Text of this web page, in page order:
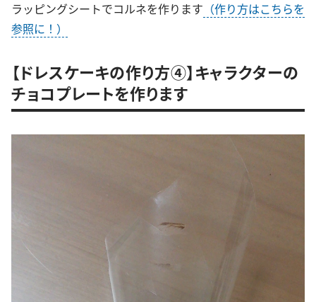
ラッピングシートでコルネを作ります （作り方はこちらを
参照に！）
【ドレスケーキの作り方④】キャラクターの
チョコプレートを作ります